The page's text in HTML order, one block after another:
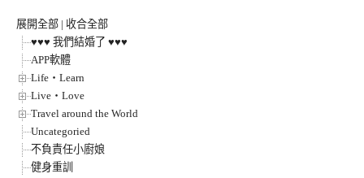
展開全部 | 收合全部
♥♥♥ 我們結婚了 ♥♥♥
APP軟體
Life‧Learn
Live‧Love
Travel around the World
Uncategoried
不負責任小廚娘
健身重訓